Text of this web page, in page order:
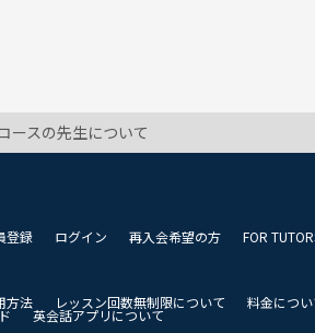
ースの先生について
登録 ログイン 再入会希望の方 FOR
方法 レッスン回数無制限について 料金につい
英会話アプリについて